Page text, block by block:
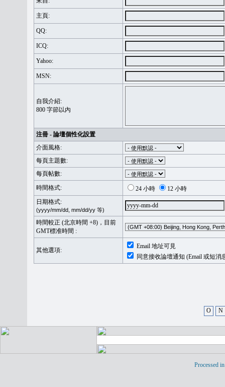
主頁:
QQ:
ICQ:
Yahoo:
MSN:
自我介紹:
800 字節以內
注冊 - 論壇個性化設置
介面風格:
每頁主題數:
每頁帖數:
時間格式:
24 小時
12 小時
日期格式:
(yyyy/mm/dd, mm/dd/yy 等)
時間較正 (北京時間 +8)，目前
GMT標准時間 :
其他選項:
Email 地址可見
同意接收論壇通知 (Email 或短消
O N
Processed